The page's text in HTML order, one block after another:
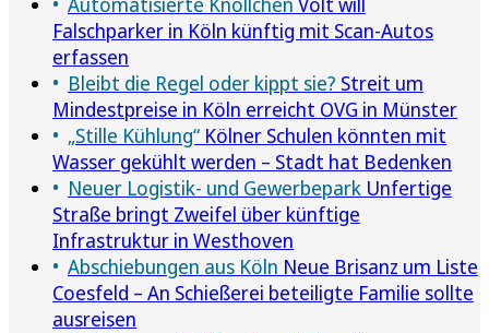
Falschparker in Köln künftig mit Scan-Autos
erfassen
Bleibt die Regel oder kippt sie? Streit um
Mindestpreise in Köln erreicht OVG in Münster
„Stille Kühlung“ Kölner Schulen könnten mit
Wasser gekühlt werden – Stadt hat Bedenken
Neuer Logistik- und Gewerbepark Unfertige
Straße bringt Zweifel über künftige
Infrastruktur in Westhoven
Abschiebungen aus Köln Neue Brisanz um Liste
Coesfeld – An Schießerei beteiligte Familie sollte
ausreisen